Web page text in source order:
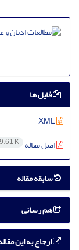
فایل ها
اصل مقاله K
سابقه مقاله
هم رسانی
ارجاع به این